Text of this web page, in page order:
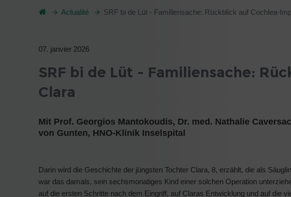
Actualité SRF bi de Lüt - Familiensache: Rückblick auf Cochlea-
07. janvier 2026
SRF bi de Lüt - Familiensache:
Clara
Mit Prof. Georgios Mantokoudis, Dr. med. Nathalie
von Gunten, HNO-Klinik Inselspital
Darin wird die Geschichte der jüngsten Tochter Clara, 8, erzählt, die als
war das damals, sein sechsmonatiges Kind einer solchen Operation
auf die ersten Schritte nach dem Eingriff, auf Claras Entwicklung und auf die